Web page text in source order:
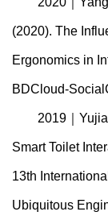
(2020). The
Ergonomics in
BDCloud-
2019｜Yujia
Smart Toilet
13th
Ubiquitous